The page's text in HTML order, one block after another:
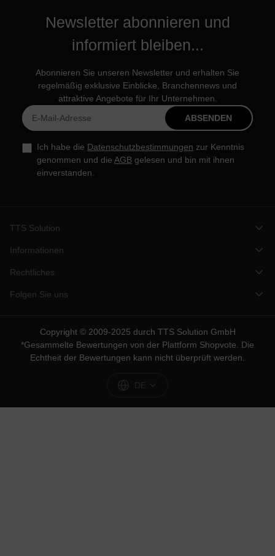
Newsletter abonnieren und
informiert bleiben...
Abonnieren Sie unseren Newsletter und erhalten Sie
regelmäßig exklusive Einblicke, Branchennews und
attraktive Angebote für Ihr Unternehmen.
ABSENDEN
Ich habe die Datenschutzbestimmungen zur Kenntnis
genommen und die AGB gelesen und bin mit ihnen
einverstanden.
TTS Solution
Informationen
Rechtliches
Folgen Sie uns
Copyright © 2009-2025 durch TTS Solution GmbH
*Gesammelte Bewertungen von der Plattform Shopvote. Die
Echtheit der Bewertungen kann nicht überprüft werden.
DE